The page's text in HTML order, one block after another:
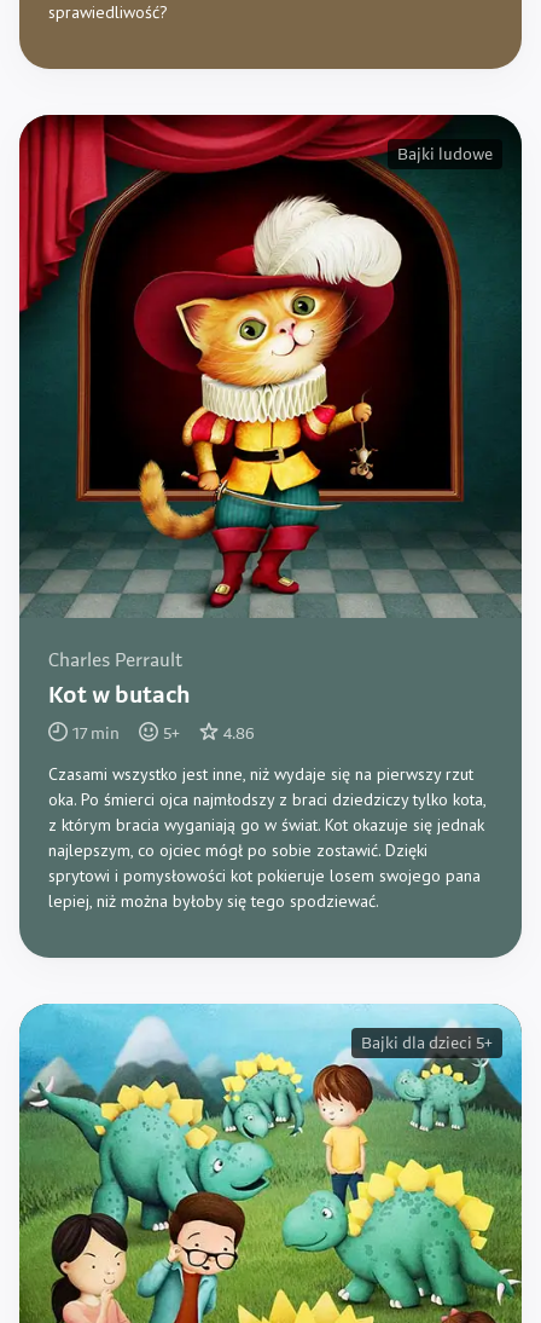
sprawiedliwość?
Bajki ludowe
Charles Perrault
Kot w butach
17min 5+ 4.86
Czasami wszystko jest inne, niż wydaje się na pierwszy rzut
oka. Po śmierci ojca najmłodszy z braci dziedziczy tylko kota,
z którym bracia wyganiają go w świat. Kot okazuje się jednak
najlepszym, co ojciec mógł po sobie zostawić. Dzięki
sprytowi i pomysłowości kot pokieruje losem swojego pana
lepiej, niż można byłoby się tego spodziewać.
Bajki dla dzieci 5+